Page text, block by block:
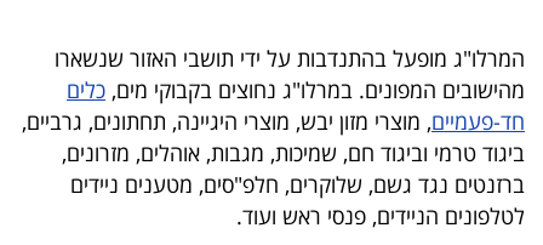
שיתופי
פעולה
המרלו"ג מופעל בהתנדבות על ידי תושבי האזור שנשארו
מהישובים המפונים. במרלו"ג נחוצים בקבוקי מים, כלים
חד-פעמיים, מוצרי מזון יבש, מוצרי היגיינה, תחתונים, גרביים,
ביגוד טרמי וביגוד חם, שמיכות, מגבות, אוהלים, מזרונים,
ברזנטים נגד גשם, שלוקרים, חלפ"סים, מטענים ניידים
לטלפונים הניידים, פנסי ראש ועוד.